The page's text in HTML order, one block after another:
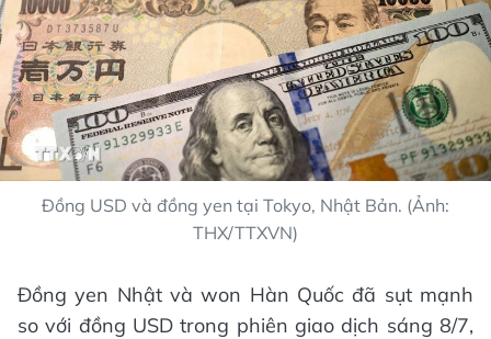
Đồng USD và đồng yen tại Tokyo, Nhật Bản. (Ảnh:
THX/TTXVN)
Đồng yen Nhật và won Hàn Quốc đã sụt mạnh
so với đồng USD trong phiên giao dịch sáng 8/7,